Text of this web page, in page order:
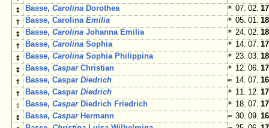
↕ Basse,Carolina Dorothea * 07. 02.
↑ Basse, CarolinaEmilia * 05. 01.
↕ Basse,Carolina Johanna Emilia * 24. 02.
↑ Basse,Carolina Sophia * 14. 07.
↕ Basse,Carolina Sophia Philippina * 23. 03.
↕ Basse,CasparChristian * 12. 06.
↑ Basse, CasparDiedrich ≈ 14. 07.
↑ Basse, CasparDiedrich * 11. 12.
↕ Basse,CasparDiedrich Friedrich * 18. 07.
↕ Basse,CasparHermann ≈ 30. 09.